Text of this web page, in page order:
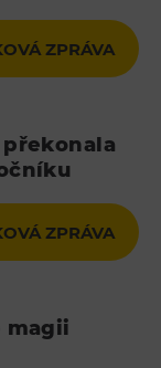
ZPRÁVA
ZPRÁVA
magii